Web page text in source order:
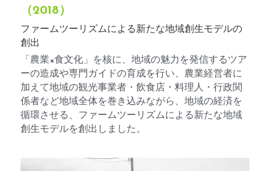
（2018）
ファームツーリズムによる新たな地域創生モデルの
創出
「農業×食文化」を核に、地域の魅力を発信するツア
ーの造成や専門ガイドの育成を行い、農業経営者に
加えて地域の観光事業者・飲食店・料理人・行政関
係者など地域全体を巻き込みながら、地域の経済を
循環させる、ファームツーリズムによる新たな地域
創生モデルを創出しました。